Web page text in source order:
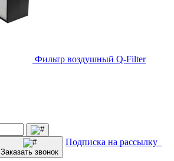
Фильтр воздушный Q-Filter
Заказать звонок
Подписка на рассылку